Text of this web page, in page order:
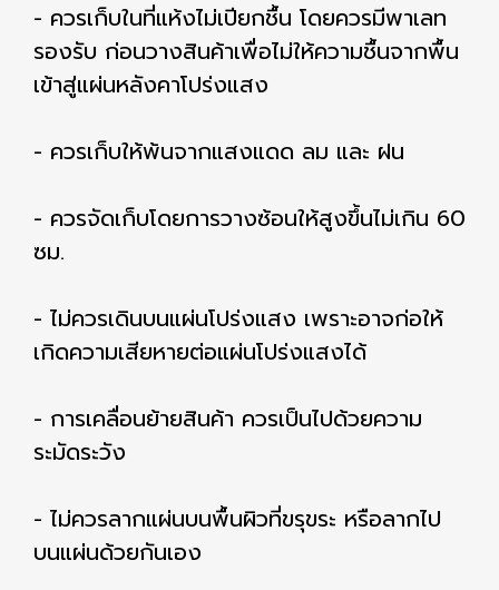
- ควรเก็บในที่แห้งไม่เปียกชื้น โดยควรมีพาเลท
รองรับ ก่อนวางสินค้าเพื่อไม่ให้ความชื้นจากพื้น
เข้าสู่แผ่นหลังคาโปร่งแสง
- ควรเก็บให้พ้นจากแสงแดด ลม และ ฝน
- ควรจัดเก็บโดยการวางซ้อนให้สูงขึ้นไม่เกิน 60
ซม.
- ไม่ควรเดินบนแผ่นโปร่งแสง เพราะอาจก่อให้
เกิดความเสียหายต่อแผ่นโปร่งแสงได้
- การเคลื่อนย้ายสินค้า ควรเป็นไปด้วยความ
ระมัดระวัง
- ไม่ควรลากแผ่นบนพื้นผิวที่ขรุขระ หรือลากไป
บนแผ่นด้วยกันเอง